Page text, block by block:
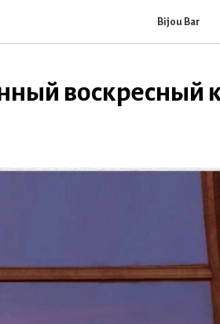
Bijou Bar
воскресный